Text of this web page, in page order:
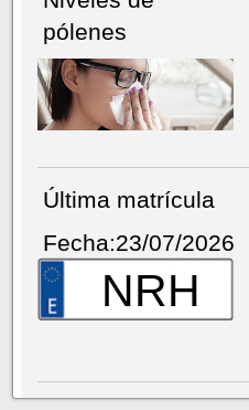
pólenes
Última matrícula
Fecha:23/07/2026
NRH